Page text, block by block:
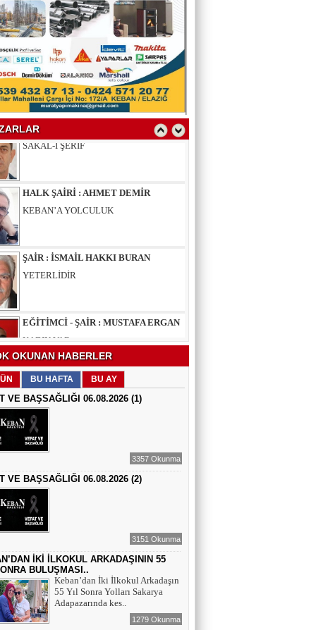
YAZAR : SELAHATTİN YALÇINER
YAZAR : AV.LEVENT BİLGİN
SAKAL-I ŞERİF
HALK ŞAİRİ : AHMET DEMİR
EĞİTİMCİ - ŞAİR : FEVZİ ÖZDEMİR
EDEP
ŞAİR : SELAMİ DOLU
ŞİİRLERİN HER SATIRINDA SEN VARSIN
EĞİTİMCİ - YAZAR : MEHMET
YILMAZ
HIZIR VE İLYAS: UMUDUN, BEREKETİN
VE YENİDEN DOĞUŞUN BULUŞMASI
EĞİTİMCİ - ŞAİR - YAZAR : SÜNDÜS
ARSLAN AKÇA
SUÇ SAMUR KÜRK OLSA
AZERBAYCANLI GAZETECİ-YAZAR
GUNAY RZAYEVA
OKUNAN HABERLER
BU HAFTA BU AY
VE BAŞSAĞLIĞI 06.08.2026 (1)
3357 Okunma
VE BAŞSAĞLIĞI 06.08.2026 (2)
3151 Okunma
İKİ İLKOKUL ARKADAŞININ 55
BULUŞMASI..
Keban’dan İki İlkokul Arkadaşın
55 Yıl Sonra Yolları Sakarya
Adapazarında kes..
1279 Okunma